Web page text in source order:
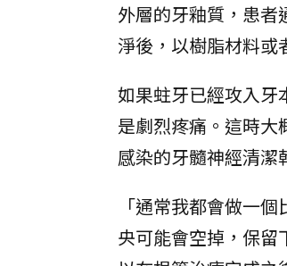
外層的牙釉質，患
淨後，以樹脂材料
如果蛀牙已經攻入牙
是劇烈疼痛。這時
感染的牙髓神經清潔
「通常我都會做一
央可能會空掉，保